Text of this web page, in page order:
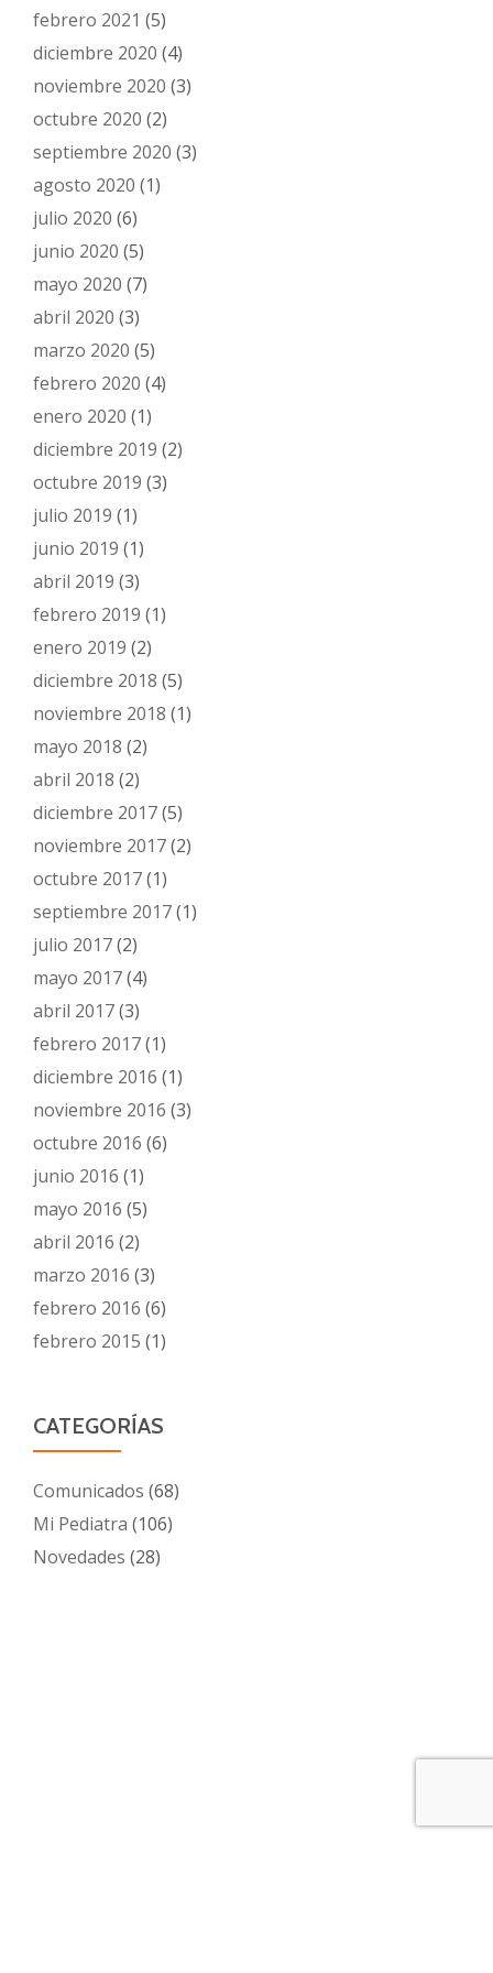
febrero 2021 (5)
diciembre 2020 (4)
noviembre 2020 (3)
octubre 2020 (2)
septiembre 2020 (3)
agosto 2020 (1)
julio 2020 (6)
junio 2020 (5)
mayo 2020 (7)
abril 2020 (3)
marzo 2020 (5)
febrero 2020 (4)
enero 2020 (1)
diciembre 2019 (2)
octubre 2019 (3)
julio 2019 (1)
junio 2019 (1)
abril 2019 (3)
febrero 2019 (1)
enero 2019 (2)
diciembre 2018 (5)
noviembre 2018 (1)
mayo 2018 (2)
abril 2018 (2)
diciembre 2017(5)
noviembre 2017(2)
octubre 2017(1)
septiembre 2017(1)
julio 2017(2)
mayo 2017(4)
abril 2017(3)
febrero 2017(1)
diciembre 2016 (1)
noviembre 2016 (3)
octubre 2016 (6)
junio 2016 (1)
mayo 2016 (5)
abril 2016 (2)
marzo 2016 (3)
febrero 2016 (6)
febrero 2015 (1)
CATEGORÍAS
Comunicados (68)
Mi Pediatra (106)
Novedades (28)